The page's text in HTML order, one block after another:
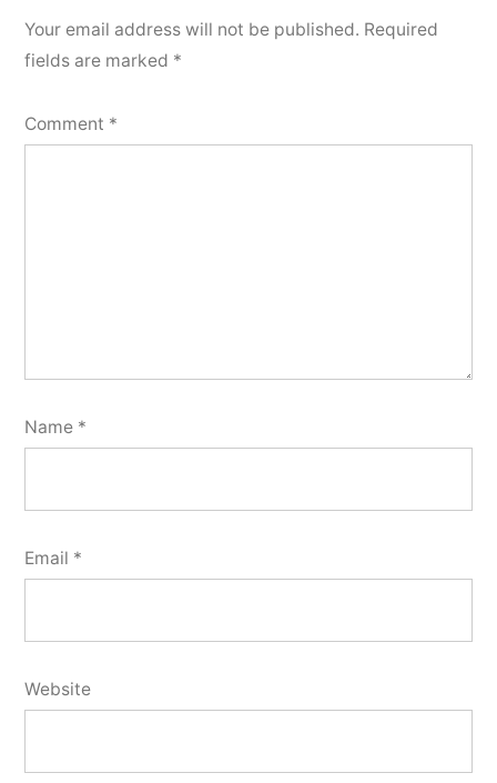
Your email address will not be published. Required
fields are marked *
Comment *
Name *
Email *
Website